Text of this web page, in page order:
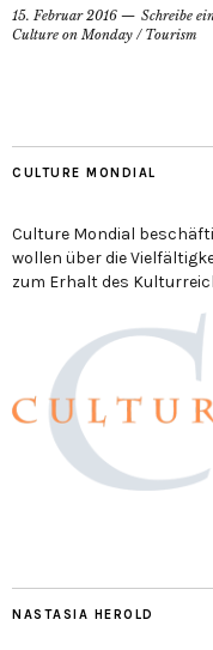
15. Februar 2016
Schreibe
Culture on Monday / Tourism
CULTURE MONDIAL
Culture Mondial
wollen über die
zum Erhalt des
NASTASIA HEROLD